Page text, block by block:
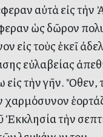
αὐτὰ εἰς τὴν
ὡς δῶρον
εἰς τοὺς ἐκεῖ
εὐλαβείας
εἰς τὴν γῆν. Ὅθεν,
χαρμόσυνον
Ἐκκλησία τὴν